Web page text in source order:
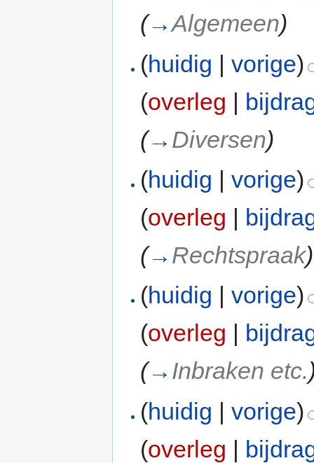
(→Algemeen)
(huidig |vorige)
(overleg |
(→ Diversen)
(huidig |vorige)
(overleg |
(→ Rechtspraak)
(huidig |vorige)
(overleg
(→ Inbraken etc.
(huidig |vorige)
(overleg |